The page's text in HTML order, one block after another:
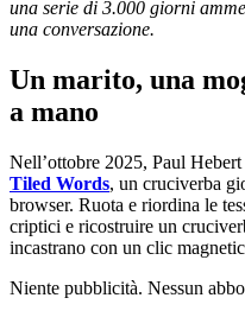
una serie di 3.000 giorni
una conversazione.
Un marito, una
a mano
Nell’ottobre 2025, Paul
Tiled Words, un cruciverba
browser. Ruota e riordina le
criptici e ricostruire un
incastrano con un clic
Niente pubblicità. Nessun